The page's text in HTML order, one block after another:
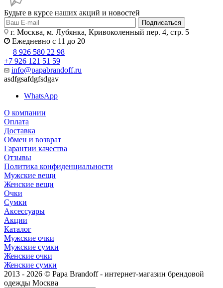
Будьте в курсе наших акций и новостей
Подписаться
г. Москва, м. Лубянка, Кривоколенный пер. 4, стр. 5
Ежедневно с 11 до 20
8 926 580 22 98
+7 926 121 51 59
info@papabrandoff.ru
asdfgsafdgfsdgav
WhatsApp
О компании
Оплата
Доставка
Обмен и возврат
Гарантии качества
Отзывы
Политика конфиденциальности
Мужские вещи
Женские вещи
Очки
Сумки
Аксессуары
Акции
Каталог
Мужские очки
Мужские сумки
Женские очки
Женские сумки
2013 - 2026 © Papa Brandoff - интернет-магазин брендовой
одежды Москва